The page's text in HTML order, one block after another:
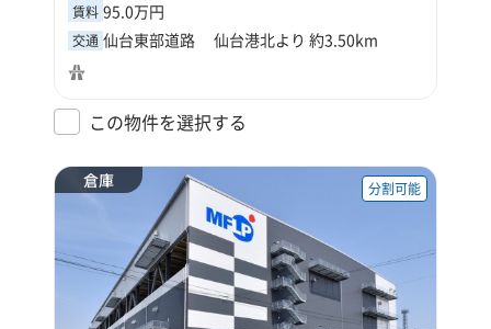
賃料 95.0万円
交通 仙台東部道路 仙台港北より 約3.50km
この物件を選択する
倉庫 分割可能